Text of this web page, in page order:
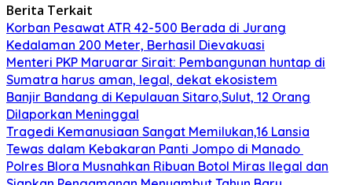
Berita Terkait
Korban Pesawat ATR 42-500 Berada di Jurang
Kedalaman 200 Meter, Berhasil Dievakuasi
Menteri PKP Maruarar Sirait: Pembangunan huntap di
Sumatra harus aman, legal, dekat ekosistem
Banjir Bandang di Kepulauan Sitaro,Sulut, 12 Orang
Dilaporkan Meninggal
Tragedi Kemanusiaan Sangat Memilukan,16 Lansia
Tewas dalam Kebakaran Panti Jompo di Manado
Polres Blora Musnahkan Ribuan Botol Miras Ilegal dan